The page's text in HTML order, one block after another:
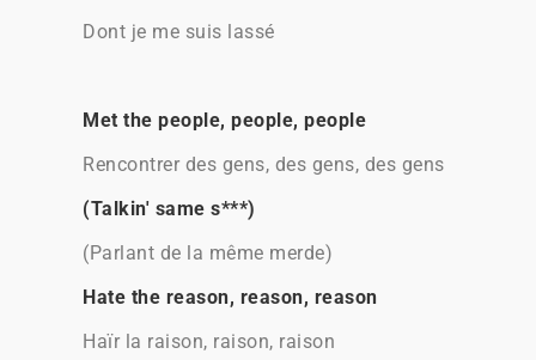
Dont je me suis lassé
Met the people, people, people
Rencontrer des gens, des gens, des gens
(Talkin' same s***)
(Parlant de la même merde)
Hate the reason, reason, reason
Haïr la raison, raison, raison